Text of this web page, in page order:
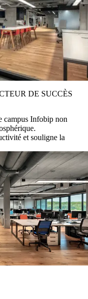
DE SUCCÈS
campus Infobip non
et souligne la